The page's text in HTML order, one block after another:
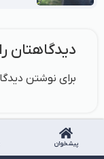
دیدگاهتان را
برای نوشتن دیدگاه
پیشخوان